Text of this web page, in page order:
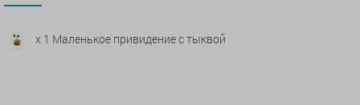
x 1 Маленькое привидение с тыквой